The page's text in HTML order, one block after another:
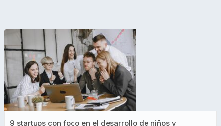
9 startups con foco en el desarrollo de niños y